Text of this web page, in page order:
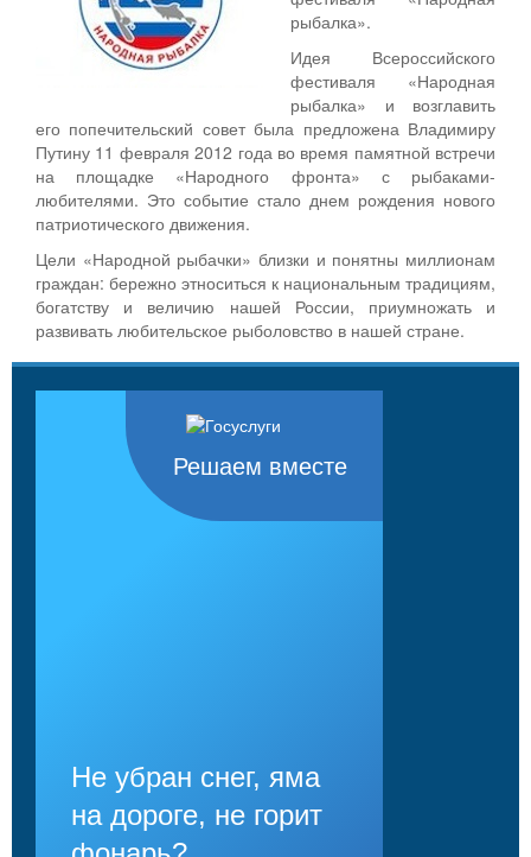
рыбалка».
Идея Всероссийского
фестиваля «Народная
рыбалка» и возглавить
его попечительский совет была предложена Владимиру
Путину 11 февраля 2012 года во время памятной встречи
на площадке «Народного фронта» с рыбаками-
любителями. Это событие стало днем рождения нового
патриотического движения.
Цели «Народной рыбачки» близки и понятны миллионам
граждан: бережно этноситься к национальным традициям,
богатству и величию нашей России, приумножать и
развивать любительское рыболовство в нашей стране.
Решаем вместе
Не убран снег, яма
на дороге, не горит